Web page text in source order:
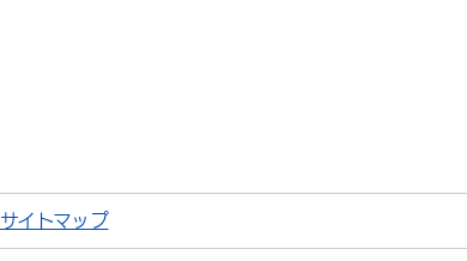
サイトマップ